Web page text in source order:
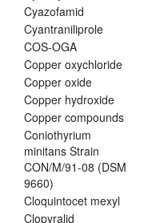
Cyazofamid
Cyantraniliprole
COS-OGA
Copper oxychloride
Copper oxide
Copper hydroxide
Copper compounds
Coniothyrium
minitans Strain
CON/M/91-08 (DSM
9660)
Cloquintocet mexyl
Clopyralid